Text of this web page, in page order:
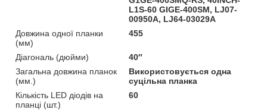
L1S-60 GIGE-400SM, LJ07-
00950A, LJ64-03029A
Довжина одної планки
(мм)
455
Діагональ (дюйми)
40″
Загальна довжина планок
(мм.)
Використовується одна
суцільна планка
Кількість LED діодів на
планці (шт.)
60